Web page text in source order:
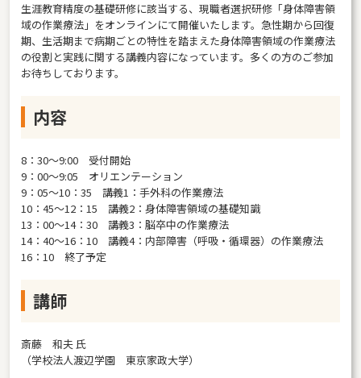
生涯教育精度の基礎研修に該当する、現職者選択研修「身体障害領
域の作業療法」をオンラインにて開催いたします。急性期から回復
期、生活期まで病期ごとの特性を踏まえた身体障害領域の作業療法
の役割と実践に関する講義内容になっています。多くの方のご参加
お待ちしております。
内容
8：30～9:00 受付開始
9：00～9:05 オリエンテーション
9：05～10：35 講義1：手外科の作業療法
10：45～12：15 講義2：身体障害領域の基礎知識
13：00～14：30 講義3：脳卒中の作業療法
14：40～16：10 講義4：内部障害（呼吸・循環器）の作業療法
16：10 終了予定
講師
斎藤 和夫 氏
（学校法人渡辺学園 東京家政大学）